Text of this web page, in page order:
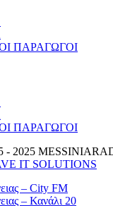
ΠΑΡΑΓΩΓΟΙ
ΠΑΡΑΓΩΓΟΙ
- 2025
IT SOLUTIONS
– City FM
– Κανάλι 20